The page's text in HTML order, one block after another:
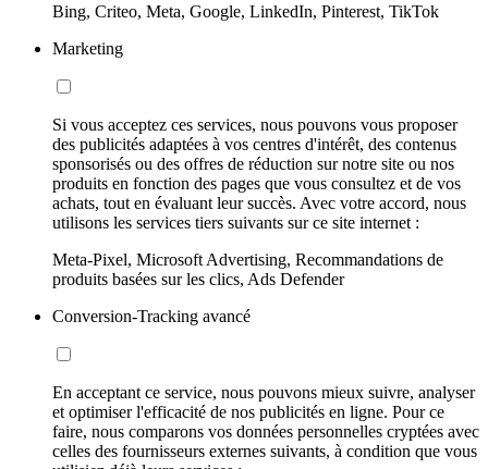
Bing, Criteo, Meta, Google, LinkedIn, Pinterest, TikTok
Marketing
Si vous acceptez ces services, nous pouvons vous proposer
des publicités adaptées à vos centres d'intérêt, des contenus
sponsorisés ou des offres de réduction sur notre site ou nos
produits en fonction des pages que vous consultez et de vos
achats, tout en évaluant leur succès. Avec votre accord, nous
utilisons les services tiers suivants sur ce site internet :
Meta-Pixel, Microsoft Advertising, Recommandations de
produits basées sur les clics, Ads Defender
Conversion-Tracking avancé
En acceptant ce service, nous pouvons mieux suivre, analyser
et optimiser l'efficacité de nos publicités en ligne. Pour ce
faire, nous comparons vos données personnelles cryptées avec
celles des fournisseurs externes suivants, à condition que vous